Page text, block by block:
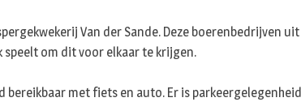
Van der Sande. Deze boerenbedrijven
om dit voor elkaar te krijgen.
met fiets en auto. Er is